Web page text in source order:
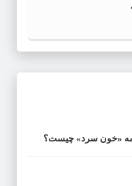
«خون سرد» چیست؟